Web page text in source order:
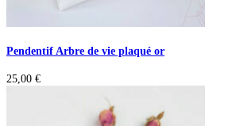
Pendentif Arbre de vie plaqué or
25,00 €